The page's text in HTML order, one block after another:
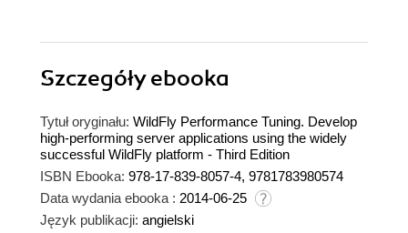
Szczegółyebooka
Tytuł oryginału: WildFly Performance Tuning. Develop
high-performing server applications using the widely
successful WildFly platform - Third Edition
ISBN Ebooka: 978-17-839-8057-4, 9781783980574
Data wydania ebooka : 2014-06-25
Język publikacji: angielski